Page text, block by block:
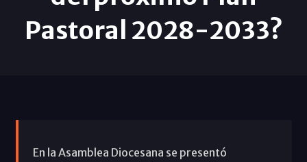
Pastoral 2028-2033?
En la Asamblea Diocesana se presentó